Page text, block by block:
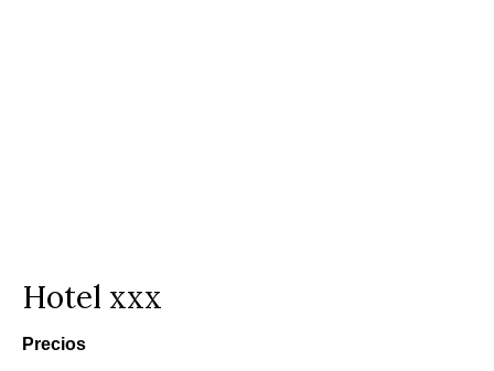
Hotel xxx
Precios